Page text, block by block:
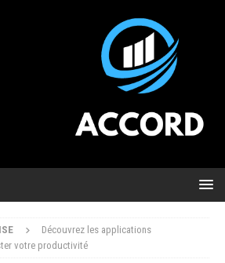
Découvrez les applications
votre productivité